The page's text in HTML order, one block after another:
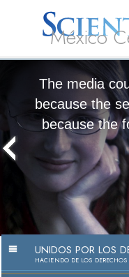
México
Hubbard
The media
because the
because the
UNIDOS POR LOS
HACIENDO DE LOS